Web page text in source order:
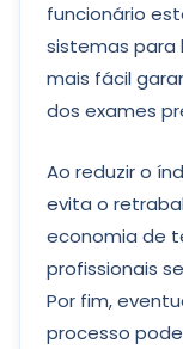
funcionário
sistemas para
mais fácil
dos exames
Ao reduzir o
evita o
economia de
profissionais
Por fim,
processo